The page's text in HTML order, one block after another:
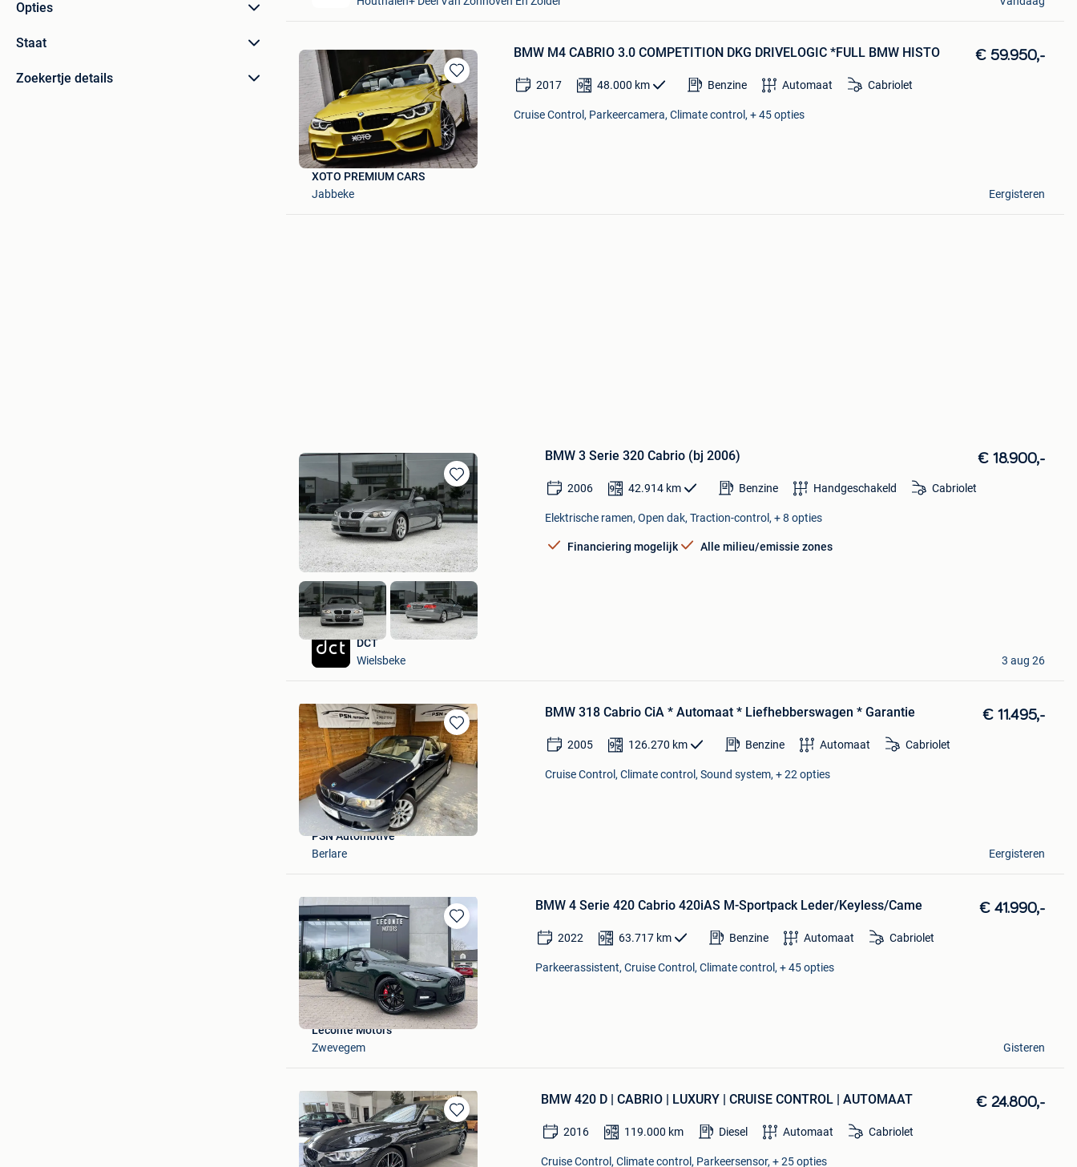
Opties
Staat
Zoekertje details
Bewaren
in
Mijn
Favorieten
BMW M4 CABRIO 3.0 COMPETITION DKG DRIVELOGIC *FULL BMW HISTO € 59.950,-
2017 48.000 km Benzine Automaat Cabriolet
Cruise Control, Parkeercamera, Climate control, + 45 opties
XOTO PREMIUM CARS
Jabbeke
Eergisteren
Bewaren
in
Mijn
Favorieten
BMW 3 Serie 320 Cabrio (bj 2006) € 18.900,-
2006 42.914 km Benzine Handgeschakeld Cabriolet
Elektrische ramen, Open dak, Traction-control, + 8 opties
Financiering mogelijk Alle milieu/emissie zones
DCT
Wielsbeke
3 aug 26
Bewaren
in
Mijn
Favorieten
BMW 318 Cabrio CiA * Automaat * Liefhebberswagen * Garantie € 11.495,-
2005 126.270 km Benzine Automaat Cabriolet
Cruise Control, Climate control, Sound system, + 22 opties
PSN Automotive
Berlare
Eergisteren
Bewaren
Mijn
Favorieten
BMW 4 Serie 420 Cabrio 420iAS M-Sportpack Leder/Keyless/Came € 41.990,-
2022 63.717 km Benzine Automaat Cabriolet
Parkeerassistent, Cruise Control, Climate control, + 45 opties
Leconte Motors
Zwevegem
Gisteren
Bewaren
in
Mijn
BMW 420 D | CABRIO | LUXURY | CRUISE CONTROL | AUTOMAAT € 24.800,-
2016 119.000 km Diesel Automaat Cabriolet
Cruise Control, Climate control, Parkeersensor, + 25 opties